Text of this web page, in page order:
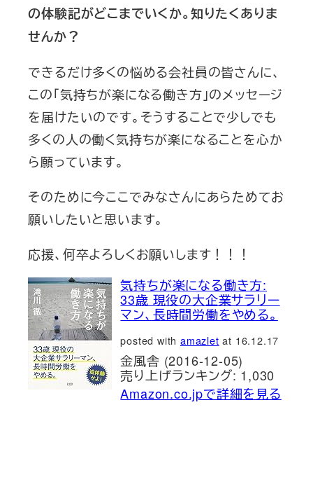
の体験記がどこまでいくか。知りたくありま
せんか？
できるだけ多くの悩める会社員の皆さんに、
この「気持ちが楽になる働き方」のメッセージ
を届けたいのです。そうすることで少しでも
多くの人の働く気持ちが楽になることを心か
ら願っています。
そのために今ここでみなさんにあらためてお
願いしたいと思います。
応援、何卒よろしくお願いします！！！
気持ちが楽になる働き方:
33歳 現役の大企業サラリー
マン、長時間労働をやめる。
posted with amazlet at 16.12.17
金風舎 (2016-12-05)
売り上げランキング: 1,030
Amazon.co.jpで詳細を見る